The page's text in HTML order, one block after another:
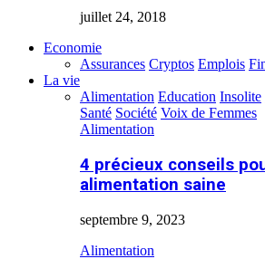
juillet 24, 2018
Economie
Assurances Cryptos Emplois
La vie
Alimentation Education Insolite
Santé Société Voix de Femmes
Alimentation
4 précieux conseils
alimentation saine
septembre 9, 2023
Alimentation